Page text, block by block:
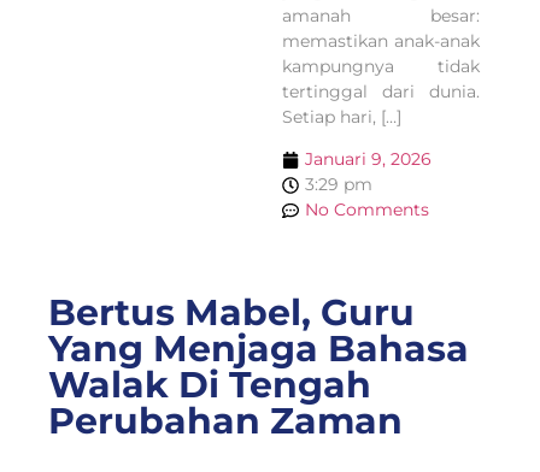
amanah besar:
memastikan anak-anak
kampungnya tidak
tertinggal dari dunia.
Setiap hari, […]
Januari 9, 2026
3:29 pm
No Comments
Bertus Mabel, Guru
Yang Menjaga Bahasa
Walak Di Tengah
Perubahan Zaman